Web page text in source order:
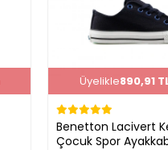
Üyelikle890,91
Benetton Lacivert
Çocuk Spor